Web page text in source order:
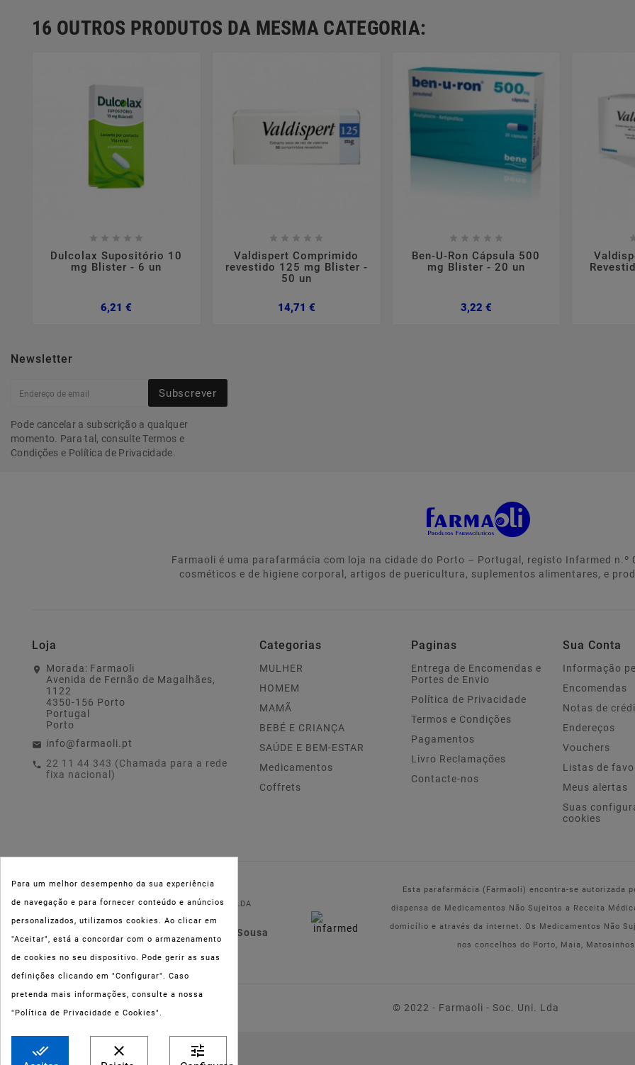
16 OUTROS PRODUTOS DA MESMA CATEGORIA:
    
Dulcolax Supositório 10
mg Blister - 6 un
6,21 €
    
Valdispert Comprimido
revestido 125 mg Blister -
50 un
14,71 €Preço
    
Ben-U-Ron Cápsula 500
mg Blister - 20 un
3,22 €Preço
Newsletter
Subscrever
Pode cancelar a subscrição a qualquer
momento. Para tal, consulte Termos e
Condições e Política de Privacidade.
Farmaoli é uma parafarmácia com loja na cidade do Porto – Portugal, registo Infarmed n.º
cosméticos e de higiene corporal, artigos de puericultura, suplementos alimentares, e
Loja
Morada: Farmaoli
Avenida de Fernão de Magalhães,
1122
4350-156 Porto
Portugal
Porto
info@farmaoli.pt
22 11 44 343 (Chamada para a rede
fixa nacional)
Categorias
MULHER
HOMEM
MAMÃ
BEBÉ E CRIANÇA
SAÚDE E BEM-ESTAR
Medicamentos
Coffrets
Paginas
Entrega de Encomendas e
Portes de Envio
Política de Privacidade
Termos e Condições
Pagamentos
Livro Reclamações
Contacte-nos
Sua Conta
Informação
Encomendas
Notas de
Endereços
Vouchers
Listas de
Meus alertas
Suas
cookies
NIPC:515 801 216
FARMAOLI, Soc. Unip. LDA
Dir. Técnica: Lígia de Sousa
Esta parafarmácia (Farmaoli) encontra-se autorizada
dispensa de Medicamentos Não Sujeitos a Receita
domicílio e através da internet. Os Medicamentos Não
nos concelhos do Porto, Maia,
© 2022 - Farmaoli - Soc. Uni. Lda
Para um melhor desempenho da sua experiência
de navegação e para fornecer conteúdo e anúncios
personalizados, utilizamos cookies. Ao clicar em
"Aceitar", está a concordar com o armazenamento
de cookies no seu dispositivo. Pode gerir as suas
definições clicando em "Configurar". Caso
pretenda mais informações, consulte a nossa
"Política de Privacidade e Cookies".
done_all clear tune